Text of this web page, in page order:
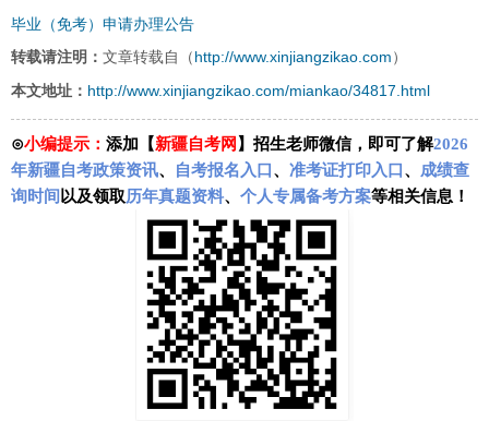
毕业（免考）申请办理公告
转载请注明： 文章转载自（ http://www.xinjiangzikao.com ）
本文地址： http://www.xinjiangzikao.com/miankao/34817.html
⊙小编提示： 添加【新疆自考网 】招生老师微信，即可了解2026
年新疆自考政策资讯、 自考报名入口 、 准考证打印入口 、 成绩查
询时间 以及领取历年真题资料、 个人专属备考方案等相关信息！